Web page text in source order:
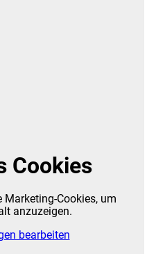
Cookies
Marketing-Cookies, um
anzuzeigen.
bearbeiten